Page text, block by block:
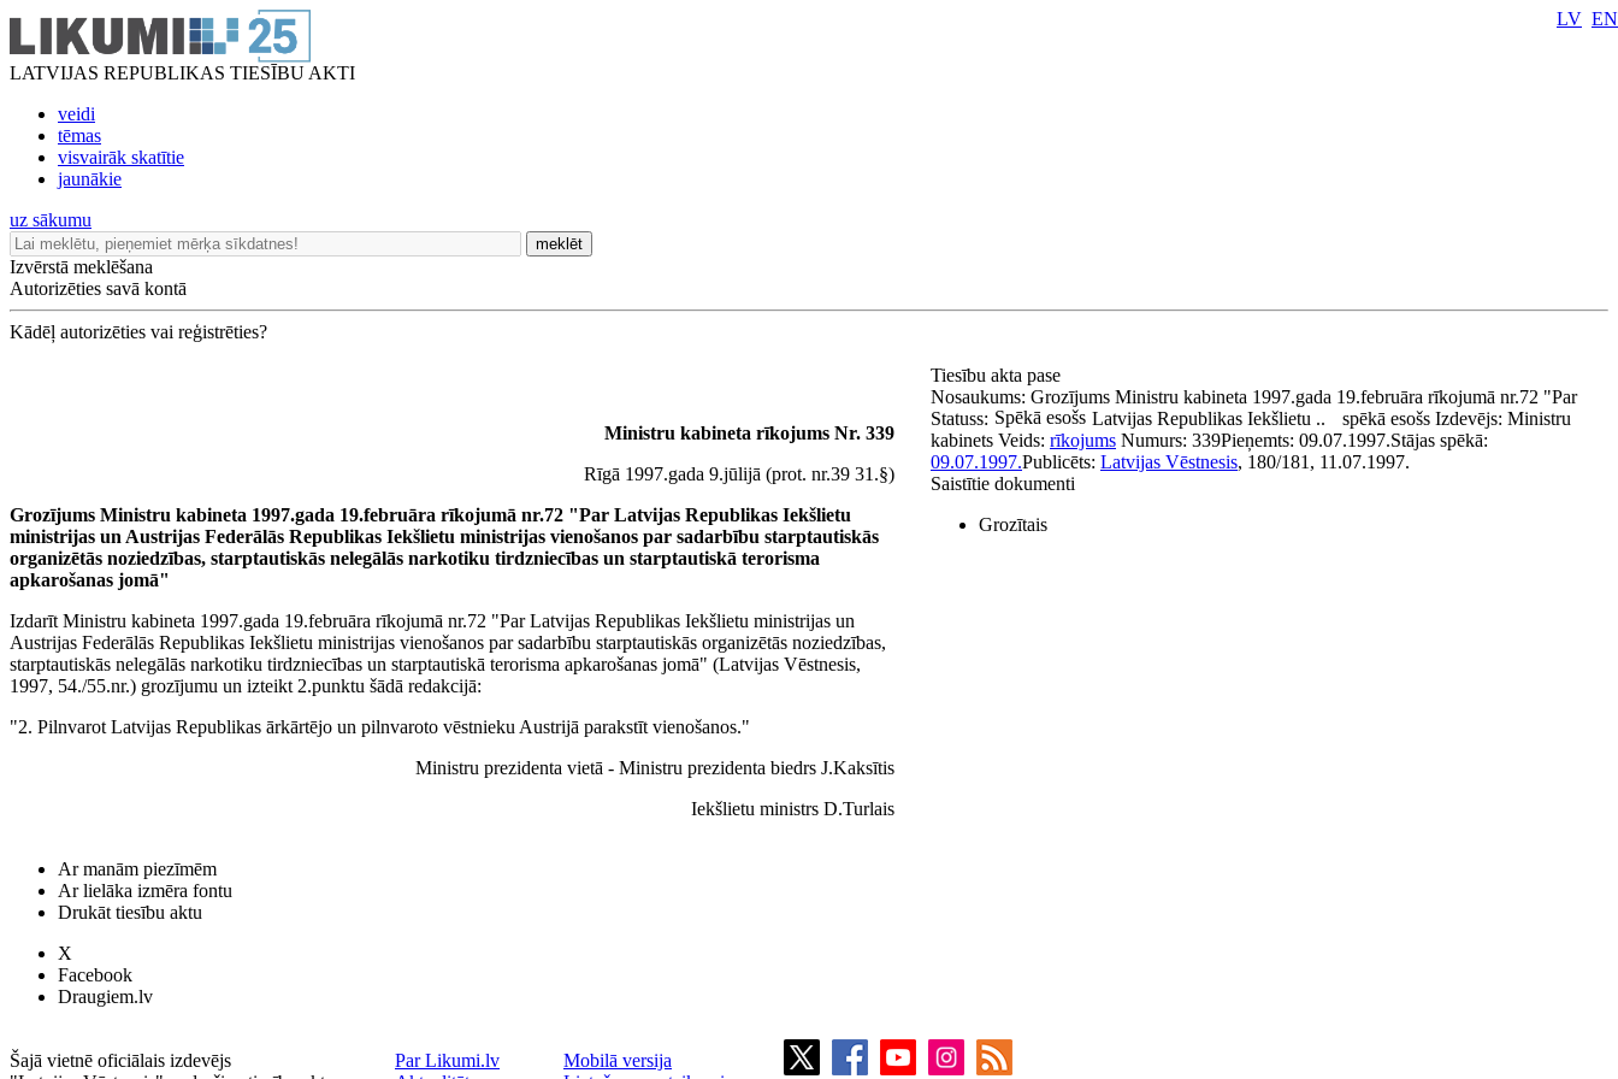
LATVIJAS REPUBLIKAS TIESĪBU AKTI
veidi
tēmas
visvairāk skatītie
jaunākie
LV EN
uz sākumu
meklēt
Izvērstā meklēšana
Autorizēties savā kontā
Kādēļ autorizēties vai reģistrēties?
Ministru kabineta rīkojums Nr. 339
Rīgā 1997.gada 9.jūlijā (prot. nr.39 31.§)
Grozījums Ministru kabineta 1997.gada 19.februāra rīkojumā nr.72 "Par Latvijas Republikas Iekšlietu
ministrijas un Austrijas Federālās Republikas Iekšlietu ministrijas vienošanos par sadarbību starptautiskās
organizētās noziedzības, starptautiskās nelegālās narkotiku tirdzniecības un starptautiskā terorisma
apkarošanas jomā"
Izdarīt Ministru kabineta 1997.gada 19.februāra rīkojumā nr.72 "Par Latvijas Republikas Iekšlietu ministrijas un
Austrijas Federālās Republikas Iekšlietu ministrijas vienošanos par sadarbību starptautiskās organizētās noziedzības,
starptautiskās nelegālās narkotiku tirdzniecības un starptautiskā terorisma apkarošanas jomā" (Latvijas Vēstnesis,
1997, 54./55.nr.) grozījumu un izteikt 2.punktu šādā redakcijā:
"2. Pilnvarot Latvijas Republikas ārkārtējo un pilnvaroto vēstnieku Austrijā parakstīt vienošanos."
Ministru prezidenta vietā - Ministru prezidenta biedrs J.Kaksītis
Iekšlietu ministrs D.Turlais
Tiesību akta pase
Nosaukums: Grozījums Ministru kabineta 1997.gada 19.februāra rīkojumā nr.72 "Par
Latvijas Republikas Iekšlietu ..
Statuss: Spēkā esošs spēkā esošs Izdevējs: Ministru
kabinets Veids: rīkojums Numurs: 339Pieņemts: 09.07.1997.Stājas spēkā:
09.07.1997.Publicēts: Latvijas Vēstnesis, 180/181, 11.07.1997.
Saistītie dokumenti
Grozītais
Ar manām piezīmēm
Ar lielāka izmēra fontu
Drukāt tiesību aktu
X
Facebook
Draugiem.lv
Šajā vietnē oficiālais izdevējs
Par Likumi.lv
Mobilā versija